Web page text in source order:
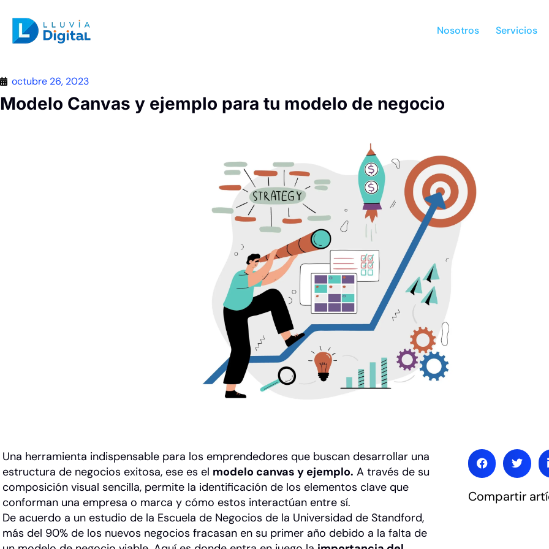
Nosotros Servicios
octubre 26, 2023
Modelo Canvas y ejemplo para tu modelo de negocio
Una herramienta indispensable para los emprendedores que buscan desarrollar una
estructura de negocios exitosa, ese es el modelo canvas y ejemplo. A través de su
composición visual sencilla, permite la identificación de los elementos clave que
conforman una empresa o marca y cómo estos interactúan entre sí.
De acuerdo a un estudio de la Escuela de Negocios de la Universidad de Standford,
más del 90% de los nuevos negocios fracasan en su primer año debido a la falta de
Compartir